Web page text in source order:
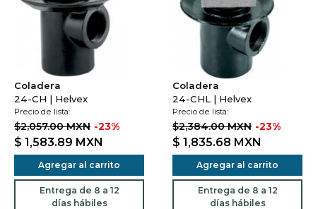
Coladera
24-CH | Helvex
Precio de lista:
$2,057.00 MXN -23%
$ 1,583.89 MXN
Agregar al carrito
Entrega de 8 a 12
días hábiles
Coladera
24-CHL | Helvex
Precio de lista:
$2,384.00 MXN -23%
$ 1,835.68 MXN
Agregar al carrito
Entrega de 8 a 12
días hábiles